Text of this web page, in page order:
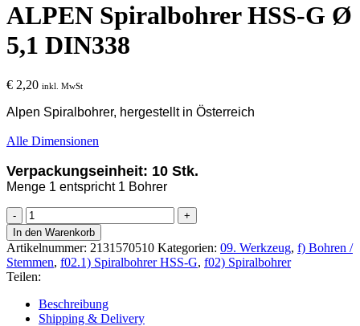
ALPEN Spiralbohrer HSS-G Ø
5,1 DIN338
€ 2,20 inkl. MwSt
Alpen Spiralbohrer, hergestellt in Österreich
Alle Dimensionen
Verpackungseinheit: 10 Stk.
Menge 1 entspricht 1 Bohrer
ALPEN
Spiralbohrer
HSS-
G
Ø
5,1
DIN338
Menge
In den Warenkorb
Artikelnummer: 2131570510 Kategorien: 09. Werkzeug, f) Bohren /
Stemmen, f02.1) Spiralbohrer HSS-G, f02) Spiralbohrer
Teilen:
Beschreibung
Shipping & Delivery